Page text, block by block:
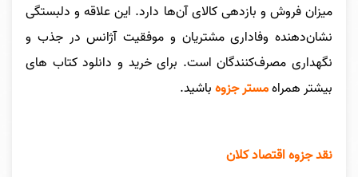
میزان فروش و بازدهی کالای آن‌ها دارد. این علاقه و دلبستگی
نشان‌دهنده وفاداری مشتریان و موفقیت آژانس در جذب و
نگهداری مصرف‌کنندگان است. برای خرید و دانلود کتاب های
بیشتر همراهمستر جزوهباشید.
نقد جزوه اقتصاد کلان